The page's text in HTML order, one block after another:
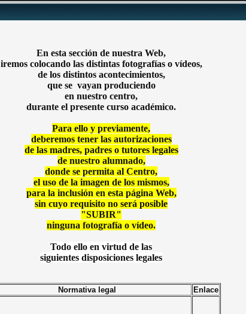
En esta sección de nuestra Web,
iremos colocando las distintas fotografías o vídeos,
de los distintos acontecimientos,
que se vayan produciendo
en nuestro centro,
durante el presente curso académico.
Para ello y previamente,
deberemos tener las autorizaciones
de las madres, padres o tutores legales
de nuestro alumnado,
donde se permita al Centro,
el uso de la imagen de los mismos,
para la inclusión en esta página Web,
sin cuyo requisito no será posible
"SUBIR"
ninguna fotografía o vídeo.
Todo ello en virtud de las
siguientes disposiciones legales
Normativa legal Enlace